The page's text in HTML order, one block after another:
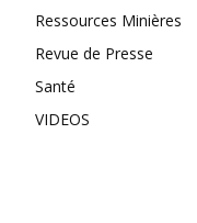
Ressources Minières
Revue de Presse
Santé
VIDEOS